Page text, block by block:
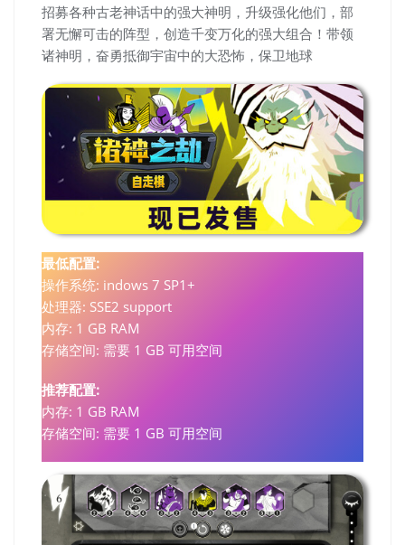
招募各种古老神话中的强大神明，升级强化他们，部
署无懈可击的阵型，创造千变万化的强大组合！带领
诸神明，奋勇抵御宇宙中的大恐怖，保卫地球
最低配置:
操作系统: indows 7 SP1+
处理器: SSE2 support
内存: 1 GB RAM
存储空间: 需要 1 GB 可用空间
推荐配置:
内存: 1 GB RAM
存储空间: 需要 1 GB 可用空间